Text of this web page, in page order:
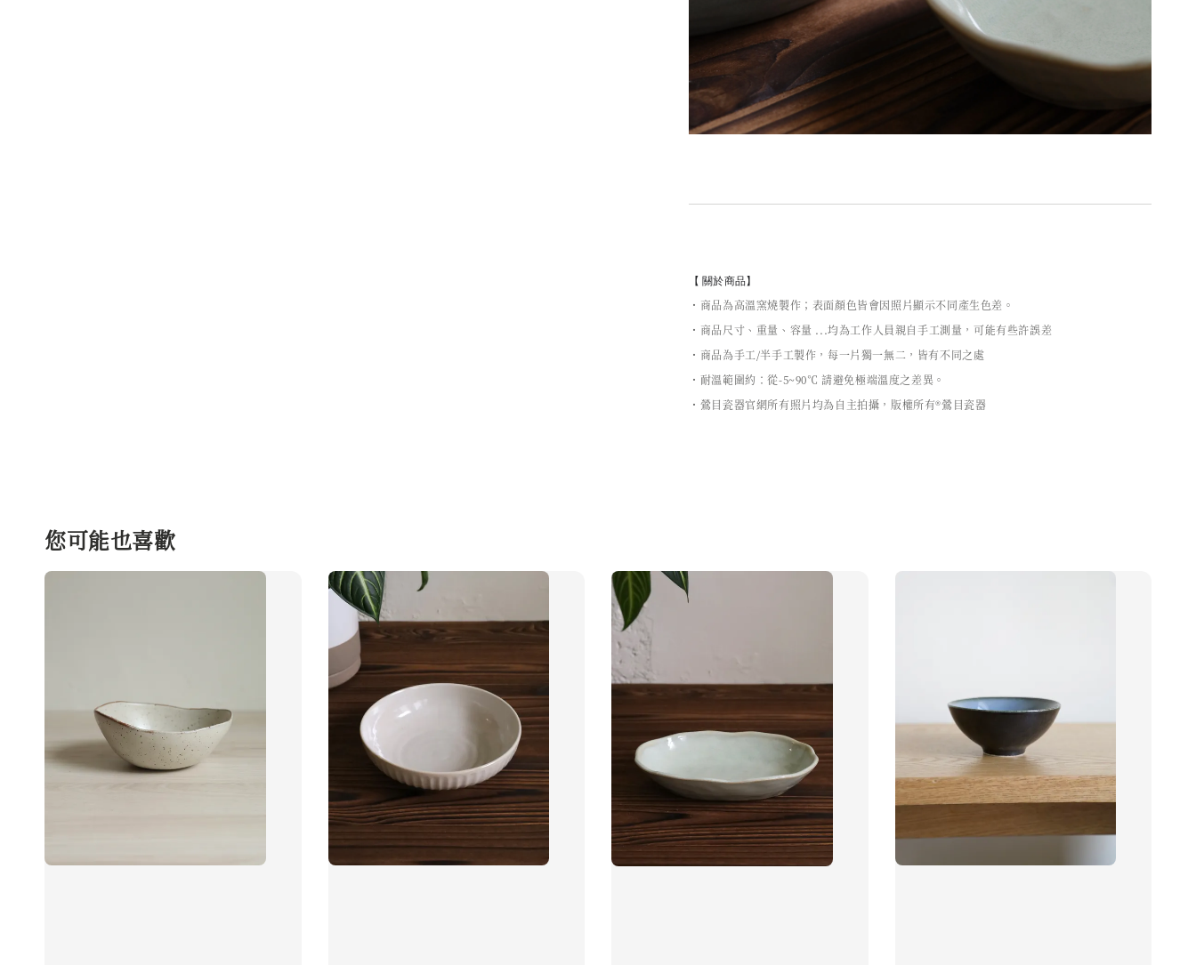
【 關於商品】
・商品為高溫窯燒製作；表面顏色皆會因照片顯示不同產生色差。
・商品尺寸、重量、容量 ...均為工作人員親自手工測量，可能有些許誤差
・商品為手工/半手工製作，每一片獨一無二，皆有不同之處
・耐溫範圍約：從-5~90℃ 請避免極端溫度之差異。
・鶯目瓷器官網所有照片均為自主拍攝，版權所有®鶯目瓷器
您可能也喜歡